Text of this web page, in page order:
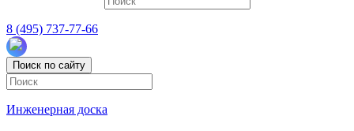
8 (495) 737-77-66
Поиск по сайту
Инженерная доска